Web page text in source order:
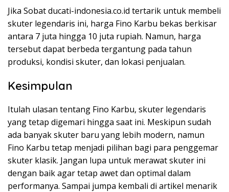
Jika Sobat ducati-indonesia.co.id tertarik untuk membeli
skuter legendaris ini, harga Fino Karbu bekas berkisar
antara 7 juta hingga 10 juta rupiah. Namun, harga
tersebut dapat berbeda tergantung pada tahun
produksi, kondisi skuter, dan lokasi penjualan.
Kesimpulan
Itulah ulasan tentang Fino Karbu, skuter legendaris
yang tetap digemari hingga saat ini. Meskipun sudah
ada banyak skuter baru yang lebih modern, namun
Fino Karbu tetap menjadi pilihan bagi para penggemar
skuter klasik. Jangan lupa untuk merawat skuter ini
dengan baik agar tetap awet dan optimal dalam
performanya. Sampai jumpa kembali di artikel menarik